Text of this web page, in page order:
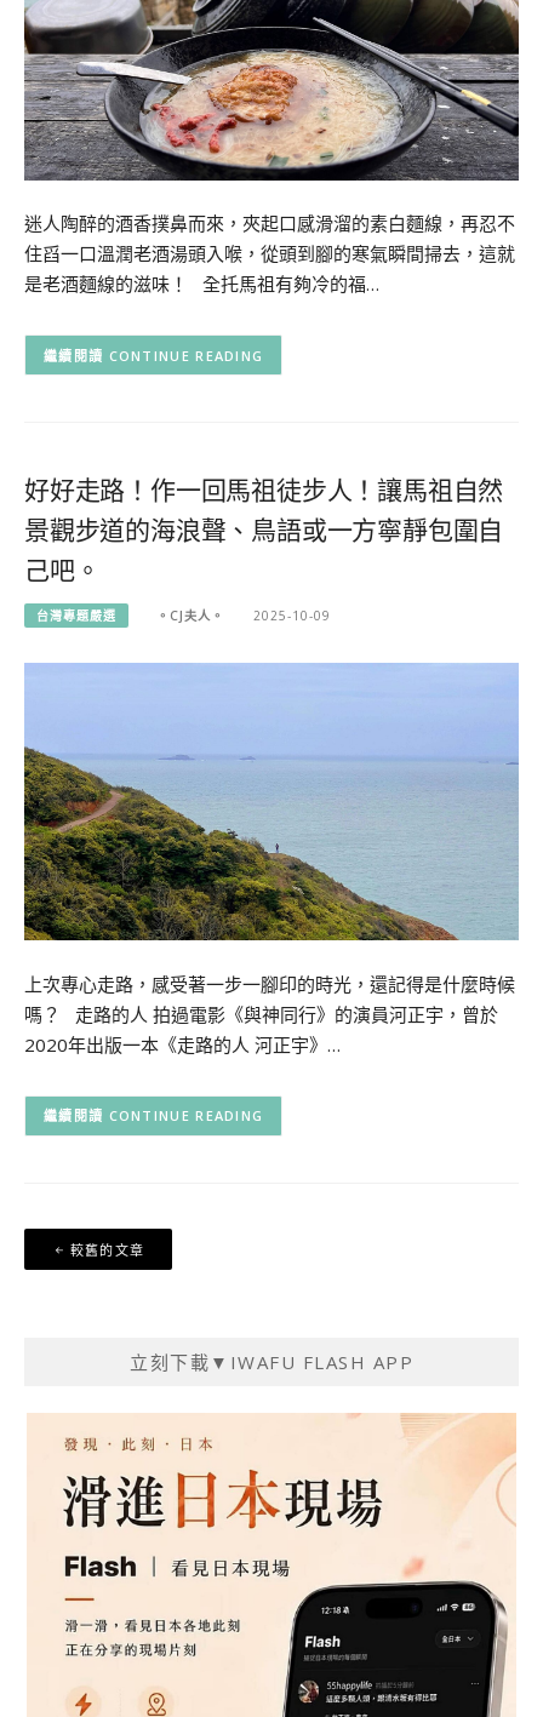
迷人陶醉的酒香撲鼻而來，夾起口感滑溜的素白麵線，再忍不
住舀一口溫潤老酒湯頭入喉，從頭到腳的寒氣瞬間掃去，這就
是老酒麵線的滋味！ 全托馬祖有夠冷的福…
CONTINUE READING
好好走路！作一回馬祖徒步人！讓馬祖自然
景觀步道的海浪聲、鳥語或一方寧靜包圍自
己吧。
台灣專題嚴選 。CJ夫人。 2025-10-09
上次專心走路，感受著一步一腳印的時光，還記得是什麼時候
嗎？ 走路的人 拍過電影《與神同行》的演員河正宇，曾於
2020年出版一本《走路的人 河正宇》…
CONTINUE READING
文
章
較舊的文章
立刻下載▼IWAFU FLASH APP